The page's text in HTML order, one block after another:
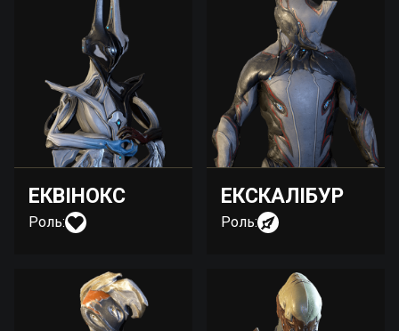
ЕКВІНОКС
Роль:
ЕКСКАЛІБУР
Роль: